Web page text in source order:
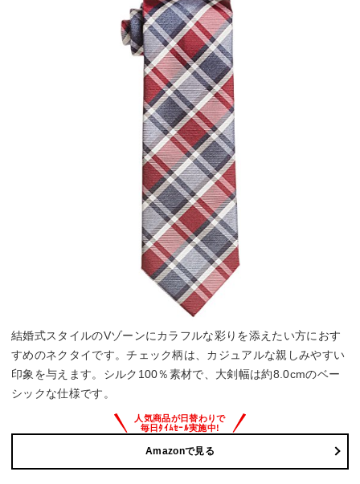
結婚式スタイルのVゾーンにカラフルな彩りを添えたい方におす
すめのネクタイです。チェック柄は、カジュアルな親しみやすい
印象を与えます。シルク100％素材で、大剣幅は約8.0cmのベー
シックな仕様です。
Amazonで見る